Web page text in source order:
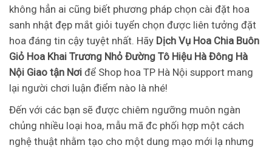
không hẳn ai cũng biết phương pháp chọn cài đặt hoa
sanh nhật đẹp mắt giỏi tuyển chọn được liên tưởng đặt
hoa đáng tin cậy tuyệt nhất. Hãy Dịch Vụ Hoa Chia Buôn
Giỏ Hoa Khai Trương Nhỏ Đường Tô Hiệu Hà Đông Hà
Nội Giao tận Nơi để Shop hoa TP Hà Nội support mang
lại người chơi luận điểm nào là nhé!
Đến với các bạn sẽ được chiêm ngưỡng muôn ngàn
chủng nhiều loại hoa, mẫu mã đc phối hợp một cách
nghệ thuật nhằm tạo cho một dung mạo mới lạ nhưng